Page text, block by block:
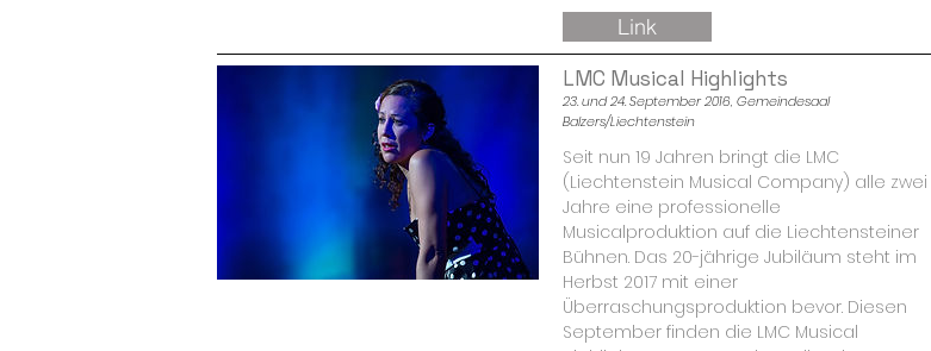
Link
LMC Musical Highlights
23. und 24. September 2016, Gemeindesaal
Balzers/Liechtenstein
Seit nun 19 Jahren bringt die LMC
(Liechtenstein Musical Company) alle zwei
Jahre eine professionelle
Musicalproduktion auf die Liechtensteiner
Bühnen. Das 20-jährige Jubiläum steht im
Herbst 2017 mit einer
Überraschungsproduktion bevor. Diesen
September finden die LMC Musical